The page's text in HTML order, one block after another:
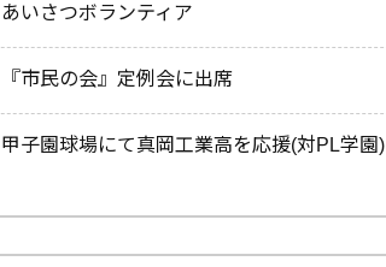
あいさつボランティア
『市民の会』定例会に出席
甲子園球場にて真岡工業高を応援(対PL学園)